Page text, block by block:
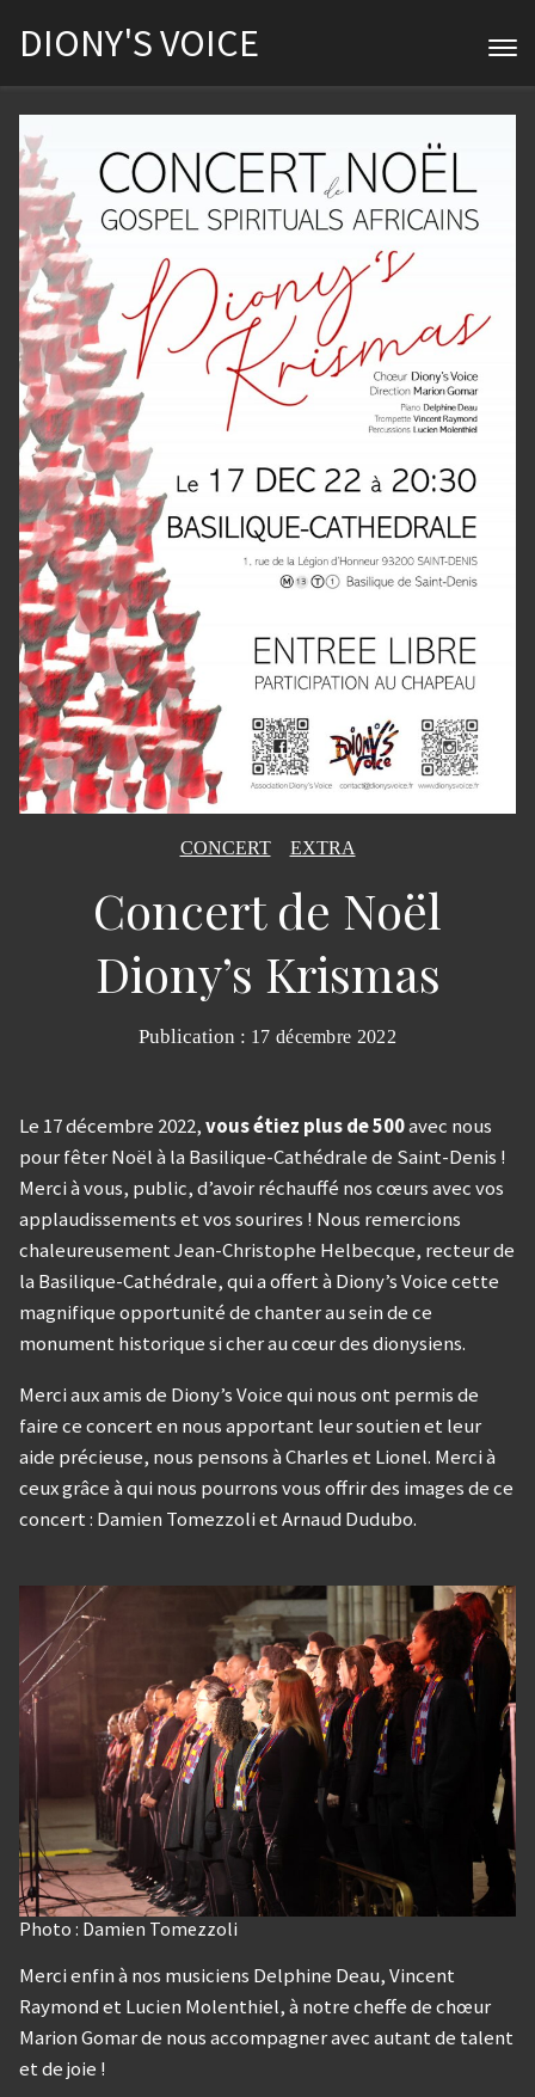
DIONY'S VOICE
CONCERT EXTRA
Concert de Noël
Diony’s Krismas
Publication : 17 décembre 2022
Le 17 décembre 2022,vous étiez plus de 500avec nous
pour fêter Noël à la Basilique-Cathédrale de Saint-Denis !
Merci à vous, public, d’avoir réchauffé nos cœurs avec vos
applaudissements et vos sourires ! Nous remercions
chaleureusement Jean-Christophe Helbecque, recteur de
la Basilique-Cathédrale, qui a offert à Diony’s Voice cette
magnifique opportunité de chanter au sein de ce
monument historique si cher au cœur des dionysiens.
Merci aux amis de Diony’s Voice qui nous ont permis de
faire ce concert en nous apportant leur soutien et leur
aide précieuse, nous pensons à Charles et Lionel. Merci à
ceux grâce à qui nous pourrons vous offrir des images de ce
concert : Damien Tomezzoli et Arnaud Dudubo.
Photo : Damien Tomezzoli
Merci enfin à nos musiciens Delphine Deau, Vincent
Raymond et Lucien Molenthiel, à notre cheffe de chœur
Marion Gomar de nous accompagner avec autant de talent
et de joie !